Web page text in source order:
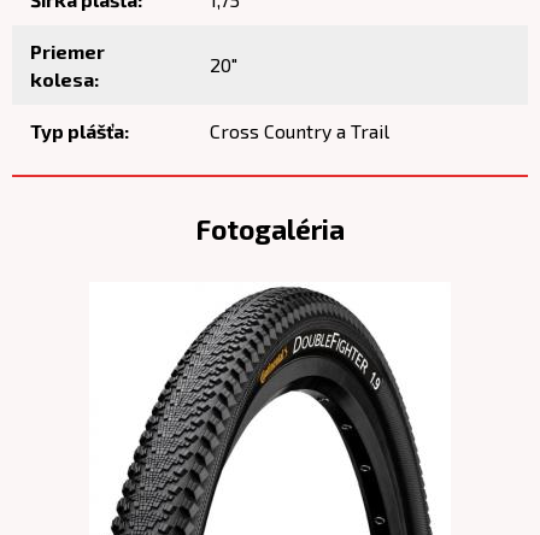
Priemer
kolesa:
20"
Typ plášťa: Cross Country a Trail
Fotogaléria